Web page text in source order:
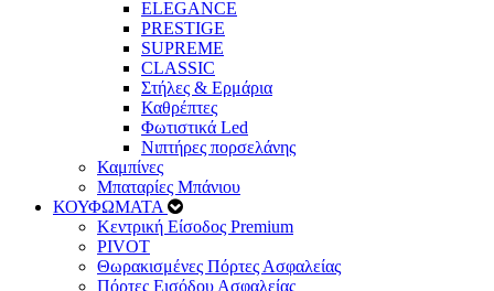
ELEGANCE
PRESTIGE
SUPREME
CLASSIC
Στήλες & Ερμάρια
Καθρέπτες
Φωτιστικά Led
Νιπτήρες πορσελάνης
Καμπίνες
Μπαταρίες Μπάνιου
ΚΟΥΦΩΜΑΤΑ
Κεντρική Είσοδος Premium
PIVOT
Θωρακισμένες Πόρτες Ασφαλείας
Πόρτες Εισόδου Ασφαλείας